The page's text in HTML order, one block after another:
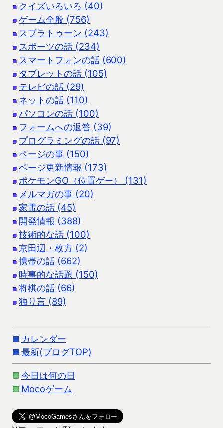
クイズいろいろ (40)
ゲーム全般 (756)
スプラトゥーン (243)
スポーツの話 (234)
スマートフォンの話 (600)
タブレットの話 (105)
テレビの話 (29)
ネットの話 (110)
パソコンの話 (100)
フォームへの返答 (39)
プログラミングの話 (97)
ページの事 (150)
ページ更新情報 (173)
ポケモンGO（位置ゲー） (131)
メルマガの事 (20)
家電の話 (45)
開発情報 (388)
技術的な話 (100)
京田辺・枚方 (2)
携帯の話 (662)
時事的な話題 (150)
将棋の話 (66)
独り言 (89)
カレンダー
最新(ブログTOP)
今日は何の日
Mocoゲーム